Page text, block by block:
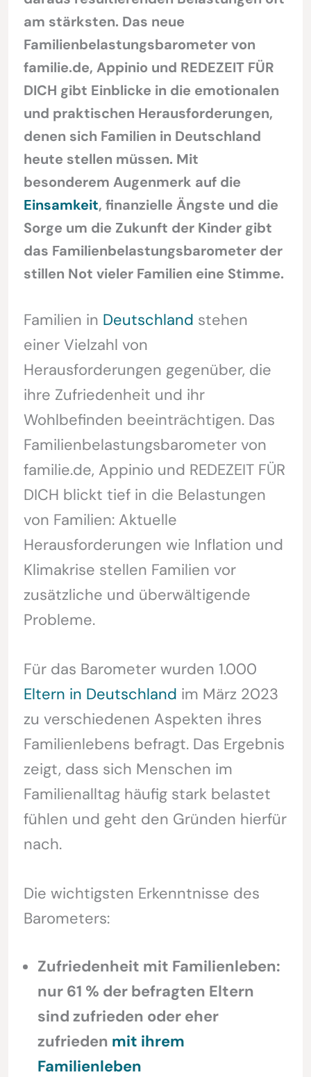
am stärksten. Das neue
Familienbelastungsbarometer von
familie.de, Appinio und REDEZEIT FÜR
DICH gibt Einblicke in die emotionalen
und praktischen Herausforderungen,
denen sich Familien in Deutschland
heute stellen müssen. Mit
besonderem Augenmerk auf die
Einsamkeit, finanzielle Ängste und die
Sorge um die Zukunft der Kinder gibt
das Familienbelastungsbarometer der
stillen Not vieler Familien eine Stimme.
Familien in Deutschland stehen
einer Vielzahl von
Herausforderungen gegenüber, die
ihre Zufriedenheit und ihr
Wohlbefinden beeinträchtigen. Das
Familienbelastungsbarometer von
familie.de, Appinio und REDEZEIT FÜR
DICH blickt tief in die Belastungen
von Familien: Aktuelle
Herausforderungen wie Inflation und
Klimakrise stellen Familien vor
zusätzliche und überwältigende
Probleme.
Für das Barometer wurden 1.000
Eltern in Deutschland im März 2023
zu verschiedenen Aspekten ihres
Familienlebens befragt. Das Ergebnis
zeigt, dass sich Menschen im
Familienalltag häufig stark belastet
fühlen und geht den Gründen hierfür
nach.
Die wichtigsten Erkenntnisse des
Barometers:
Zufriedenheit mit Familienleben:
nur 61 % der befragten Eltern
sind zufrieden oder eher
zufrieden mit ihrem
Familienleben